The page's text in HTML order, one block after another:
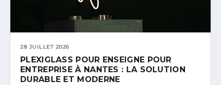
28 JUILLET 2026
PLEXIGLASS POUR ENSEIGNE POUR
ENTREPRISE À NANTES : LA SOLUTION
DURABLE ET MODERNE